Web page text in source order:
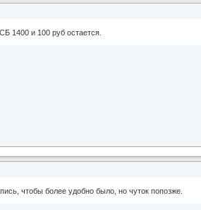
1400 и 100 руб остается.
чтобы более удобно было, но чуток попозже.